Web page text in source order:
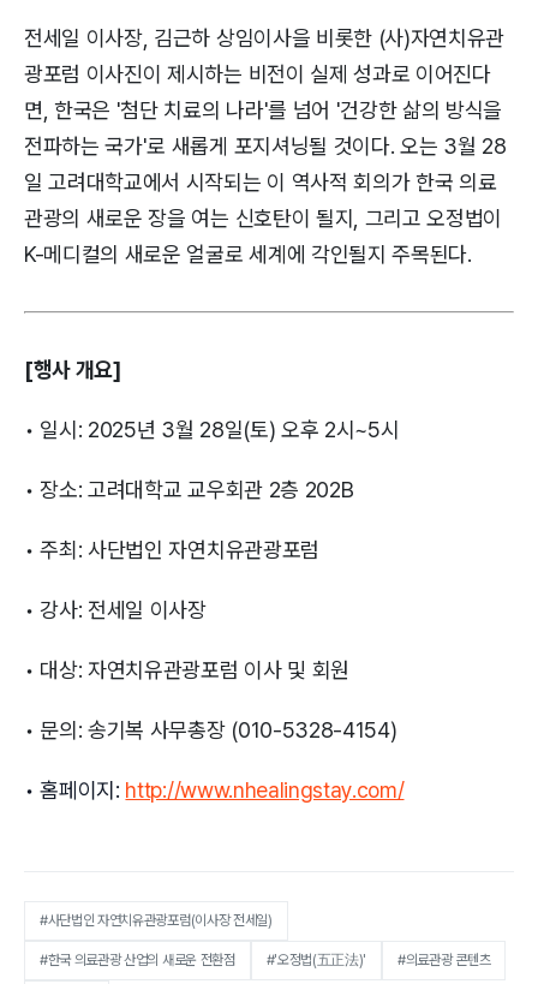
전세일 이사장, 김근하 상임이사을 비롯한 (사)자연치유관
광포럼 이사진이 제시하는 비전이 실제 성과로 이어진다
면, 한국은 '첨단 치료의 나라'를 넘어 '건강한 삶의 방식을
전파하는 국가'로 새롭게 포지셔닝될 것이다. 오는 3월 28
일 고려대학교에서 시작되는 이 역사적 회의가 한국 의료
관광의 새로운 장을 여는 신호탄이 될지, 그리고 오정법이
K-메디컬의 새로운 얼굴로 세계에 각인될지 주목된다.
[행사 개요]
• 일시: 2025년 3월 28일(토) 오후 2시~5시
• 장소: 고려대학교 교우회관 2층 202B
• 주최: 사단법인 자연치유관광포럼
• 강사: 전세일 이사장
• 대상: 자연치유관광포럼 이사 및 회원
• 문의: 송기복 사무총장 (010-5328-4154)
• 홈페이지: http://www.nhealingstay.com/
#사단법인 자연치유관광포럼(이사장 전세일)
#한국 의료관광 산업의 새로운 전환점 #'오정법(五正法)' #의료관광 콘텐츠